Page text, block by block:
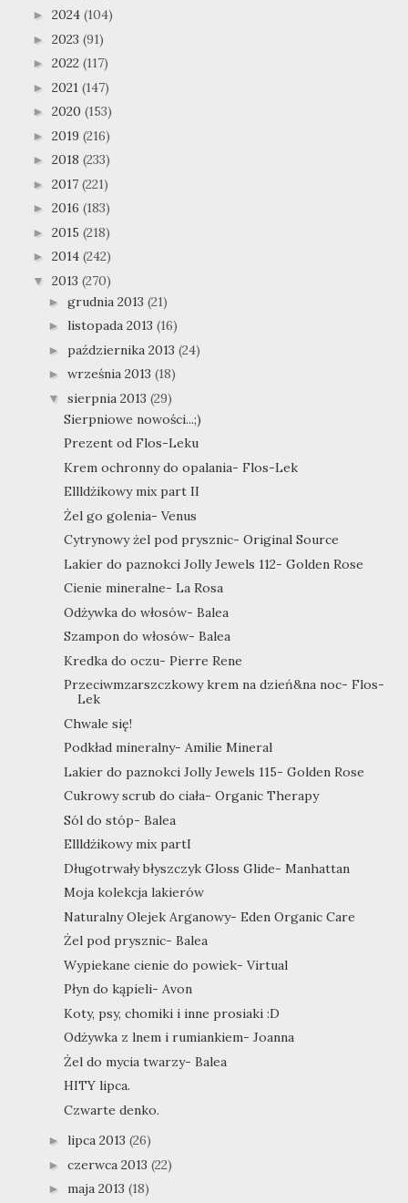
► 2024 (104)
► 2023 (91)
► 2022 (117)
► 2021 (147)
► 2020 (153)
► 2019 (216)
► 2018 (233)
► 2017 (221)
► 2016 (183)
► 2015 (218)
► 2014 (242)
▼ 2013 (270)
► grudnia 2013 (21)
► listopada 2013 (16)
► października 2013 (24)
► września 2013 (18)
▼ sierpnia 2013 (29)
Sierpniowe nowości...;)
Prezent od Flos-Leku
Krem ochronny do opalania- Flos-Lek
Ellldżikowy mix part II
Żel go golenia- Venus
Cytrynowy żel pod prysznic- Original Source
Lakier do paznokci Jolly Jewels 112- Golden Rose
Cienie mineralne- La Rosa
Odżywka do włosów- Balea
Szampon do włosów- Balea
Kredka do oczu- Pierre Rene
Przeciwmzarszczkowy krem na dzień&na noc- Flos-
Lek
Chwale się!
Podkład mineralny- Amilie Mineral
Lakier do paznokci Jolly Jewels 115- Golden Rose
Cukrowy scrub do ciała- Organic Therapy
Sól do stóp- Balea
Ellldżikowy mix partI
Długotrwały błyszczyk Gloss Glide- Manhattan
Moja kolekcja lakierów
Naturalny Olejek Arganowy- Eden Organic Care
Żel pod prysznic- Balea
Wypiekane cienie do powiek- Virtual
Płyn do kąpieli- Avon
Koty, psy, chomiki i inne prosiaki :D
Odżywka z lnem i rumiankiem- Joanna
Żel do mycia twarzy- Balea
HITY lipca.
Czwarte denko.
► lipca 2013 (26)
► czerwca 2013 (22)
► maja 2013 (18)